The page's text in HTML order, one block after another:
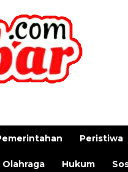
Peristiwa
Olahraga Hukum